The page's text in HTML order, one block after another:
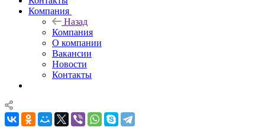
Компания
Назад
Компания
О компании
Вакансии
Новости
Контакты